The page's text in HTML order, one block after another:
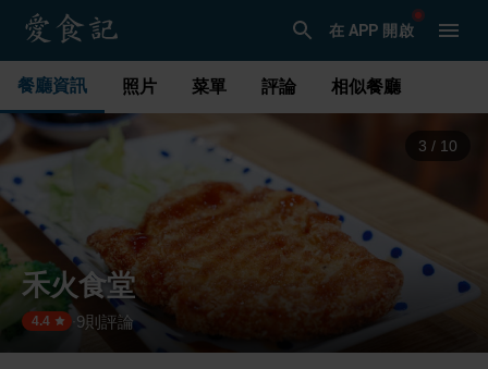
在 APP 開啟
餐廳資訊 照片 菜單 評論 相似餐廳
3 / 10
禾火食堂
4.4 9則評論